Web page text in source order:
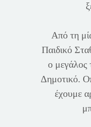
Από τη
Παιδικό
ο μεγάλος
Δημοτικό.
έχουμε